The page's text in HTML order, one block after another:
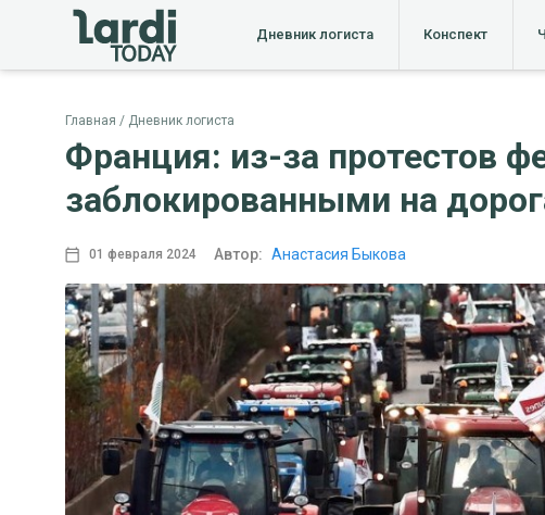
Дневник логиста Конспект
Главная Дневник логиста
Франция: из-за протестов
заблокированными на
01 февраля 2024 Автор: Анастасия Быкова